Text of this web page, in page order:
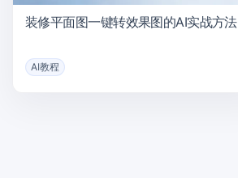
装修平面图一键转效果图的AI实战方法
AI教程